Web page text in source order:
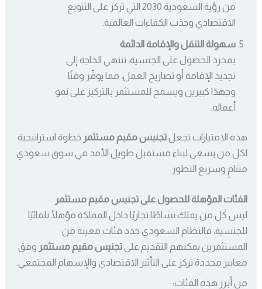
من رؤية السعودية 2030 التي تركز على التنويع
الاقتصادي وجذب الكفاءات العالمية.
سهولة التنقل والإقامة الدائمة
بمجرد الحصول على الجنسية، تنتهي الحاجة إلى
تجديد الإقامة أو تصاريح العمل، مما يوفّر وقتًا
وجهدًا كبيرين ويسمح للمستثمر بالتركيز على نمو
أعماله.
هذه الامتيازات تجعلتجنيس مقيم مستثمر خطوة استراتيجية
لكل من يسعى لبناء مستقبل طويل الأمد في سوق سعودي
متنامٍ وسريع التطور.
الفئات المؤهلة للحصول على تجنيس مقيم مستثمر
ليس كل من يملك نشاطًا تجاريًا داخل المملكة مؤهلًا تلقائيًا
للجنسية، فالنظام السعودي حدد فئات معينة من
المستثمرين يمكنهم التقديم علىتجنيس مقيم مستثمر وفق
معايير محددة تركز على التأثير الاقتصادي والإسهام المجتمعي.
من أبرز هذه الفئات: